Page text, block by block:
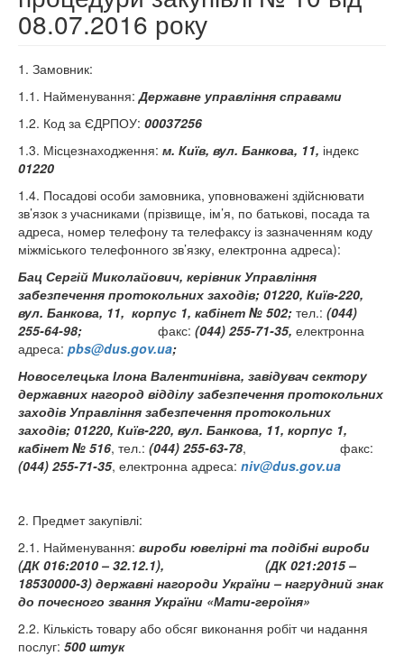
08.07.2016 року
1. Замовник:
1.1. Найменування:Державне управління справами
1.2. Код за ЄДРПОУ: 00037256
1.3. Місцезнаходження: м. Київ, вул. Банкова, 11, індекс
01220
1.4. Посадові особи замовника, уповноважені здійснювати
зв’язок з учасниками (прізвище, ім’я, по батькові, посада та
адреса, номер телефону та телефаксу із зазначенням коду
міжміського телефонного зв’язку, електронна адреса):
Бац Сергій Миколайович, керівник Управління
забезпечення протокольних заходів; 01220, Київ-220,
вул. Банкова, 11, корпус 1, кабінет № 502; тел.: (044)
255-64-98; факс: (044) 255-71-35, електронна
адреса: pbs@dus.gov.ua;
Новоселецька Ілона Валентинівна, завідувач сектору
державних нагород відділу забезпечення протокольних
заходів Управління забезпечення протокольних
заходів; 01220, Київ-220, вул. Банкова, 11, корпус 1,
кабінет № 516, тел.: (044) 255-63-78, факс:
(044) 255-71-35, електронна адреса: niv@dus.gov.ua
2. Предмет закупівлі:
2.1. Найменування: вироби ювелірні та подібні вироби
(ДК 016:2010 – 32.12.1), (ДК 021:2015 –
18530000-3) державні нагороди України – нагрудний знак
до почесного звання України «Мати-героїня»
2.2. Кількість товару або обсяг виконання робіт чи надання
послуг: 500 штук